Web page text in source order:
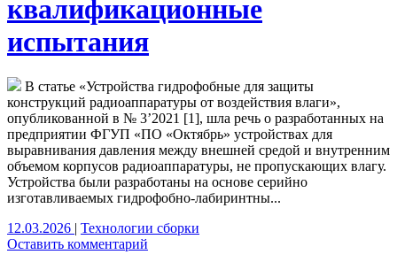
квалификационные
испытания
В статье «Устройства гидрофобные для защиты
конструкций радиоаппаратуры от воздействия влаги»,
опубликованной в № 3’2021 [1], шла речь о разработанных на
предприятии ФГУП «ПО «Октябрь» устройствах для
выравнивания давления между внешней средой и внутренним
объемом корпусов радиоаппаратуры, не пропускающих влагу.
Устройства были разработаны на основе серийно
изготавливаемых гидрофобно-лабиринтны...
12.03.2026 | Технологии сборки
Оставить комментарий